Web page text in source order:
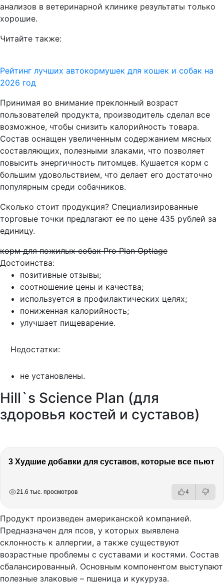
анализов в ветеринарной клинике результаты только
хорошие.
Читайте также:
Рейтинг лучших автокормушек для кошек и собак на
2026 год
Принимая во внимание преклонный возраст
пользователей продукта, производитель сделал все
возможное, чтобы снизить калорийность товара.
Состав оснащен увеличенным содержанием мясных
составляющих, полезными злаками, что позволяет
повысить энергичность питомцев. Кушается корм с
большим удовольствием, что делает его достаточно
популярным среди собачников.
Сколько стоит продукция? Специализированные
торговые точки предлагают ее по цене 435 рублей за
единицу.
корм для пожилых собак Pro Plan Optiage
Достоинства:
позитивные отзывы;
соотношение цены и качества;
используется в профилактических целях;
пониженная калорийность;
улучшает пищеварение.
Недостатки:
не установлены.
Hill`s Science Plan (для
здоровья костей и суставов)
3 Худшие добавки для суставов, которые все пьют
21.6 тыс. просмотров 4
Продукт произведен американской компанией.
Предназначен для псов, у которых выявлена
склонность к аллергии, а также существуют
возрастные проблемы с суставами и костями. Состав
сбалансированный. Основным компонентом выступают
полезные злаковые – пшеница и кукуруза.